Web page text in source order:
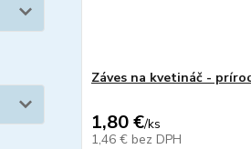
Záves na kvetináč -
1,80 €/ks
1,46 € bez DPH